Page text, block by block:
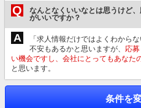
Q
なんとなくいいなとは思うけど
がいいですか？
A
「求人情報だけではよくわから
不安もあるかと思いますが、 応
い機会ですし、会社にとってもあなた
と思います。
条件を